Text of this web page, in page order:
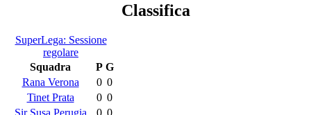
Classifica
SuperLega: Sessione
regolare
Squadra
P G
Rana Verona
0 0
Tinet Prata
0 0
Sir Susa Perugia
0 0